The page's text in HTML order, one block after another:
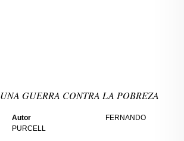
UNA GUERRA CONTRA LA POBREZA
Autor
FERNANDO
PURCELL